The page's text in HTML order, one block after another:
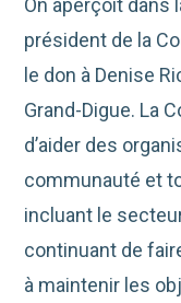
On aperçoit dans
président de la
le don à Denise
Grand-Digue. La
d’aider des
communauté et
incluant le
continuant de
à maintenir les